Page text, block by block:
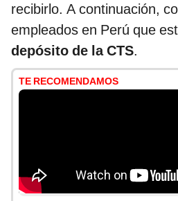
recibirlo. A continuación,
empleados en Perú que
depósito de la CTS.
TE RECOMENDAMOS